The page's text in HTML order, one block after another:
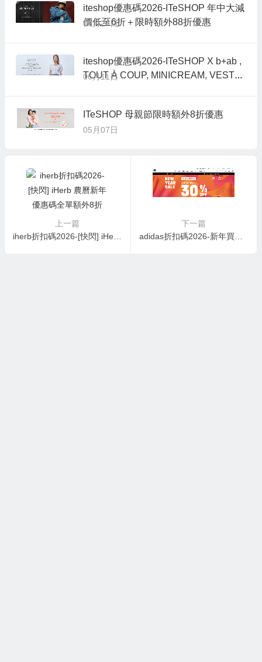
iteshop優惠碼2026-ITeSHOP 年中大減
價低至6折＋限時額外88折優惠
06月24日
iteshop優惠碼2026-ITeSHOP X b+ab ,
TOUT À COUP, MINICREAM, VESTA
06月11日
ITeSHOP 母親節限時額外8折優惠
05月07日
上一篇
下一篇